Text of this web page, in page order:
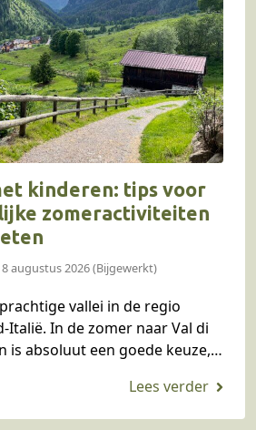
kinderen: tips voor
zomeractiviteiten
8 augustus 2026 (Bijgewerkt)
vallei in de regio
Italië. In de zomer naar Val di
is absoluut een goede keuze,